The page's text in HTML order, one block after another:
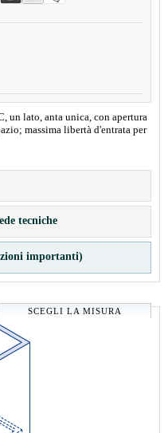
un lato, anta unica, con apertura
massima libertà d'entrata per
tecniche
importanti)
SCEGLI LA MISURA